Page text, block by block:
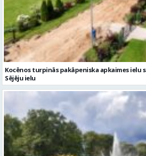
Kocēnos turpinās pakāpeniska apkaimes ielu
Sējēju ielu